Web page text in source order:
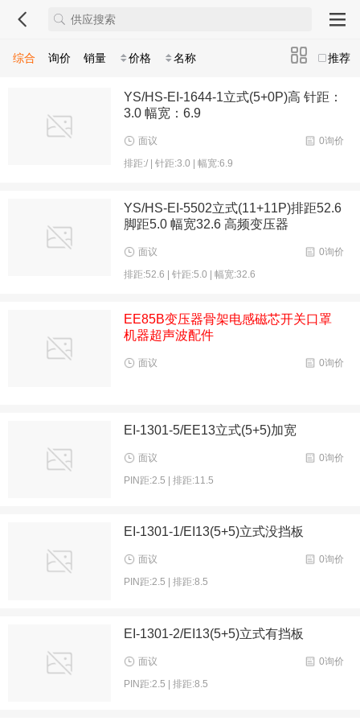
推荐
综合 询价 销量 价格 名称
YS/HS-EI-1644-1立式(5+0P)高 针距：
3.0 幅宽：6.9
0询价
面议
排距:/ | 针距:3.0 | 幅宽:6.9
YS/HS-EI-5502立式(11+11P)排距52.6
脚距5.0 幅宽32.6 高频变压器
0询价
面议
排距:52.6 | 针距:5.0 | 幅宽:32.6
EE85B变压器骨架电感磁芯开关口罩
机器超声波配件
0询价
面议
EI-1301-5/EE13立式(5+5)加宽
0询价
面议
PIN距:2.5 | 排距:11.5
EI-1301-1/EI13(5+5)立式没挡板
0询价
面议
PIN距:2.5 | 排距:8.5
EI-1301-2/EI13(5+5)立式有挡板
0询价
面议
PIN距:2.5 | 排距:8.5